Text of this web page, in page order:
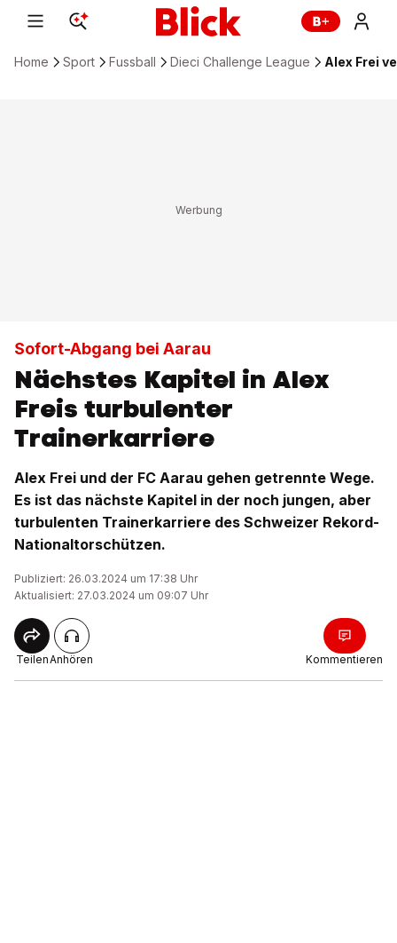
Home Sport Fussball Dieci Challenge League Alex Frei
Sofort-Abgang bei Aarau
Nächstes Kapitel in Alex
Freis turbulenter
Trainerkarriere
Alex Frei und der FC Aarau gehen getrennte Wege.
Es ist das nächste Kapitel in der noch jungen, aber
turbulenten Trainerkarriere des Schweizer Rekord-
Nationaltorschützen.
Publiziert: 26.03.2024 um 17:38 Uhr
Aktualisiert: 27.03.2024 um 09:07 Uhr
TeilenAnhören Kommentieren